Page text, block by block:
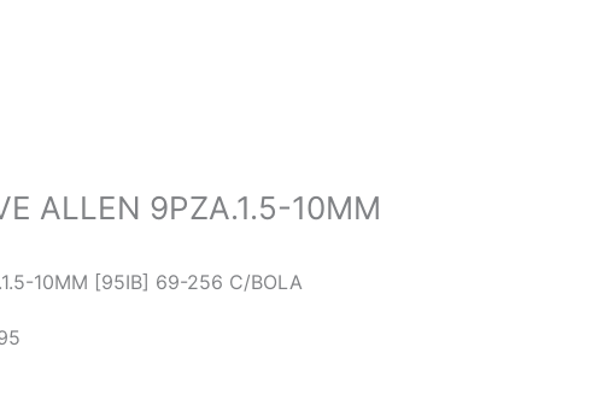
ALLEN 9PZA.1.5-10MM
10MM [95IB] 69-256 C/BOLA